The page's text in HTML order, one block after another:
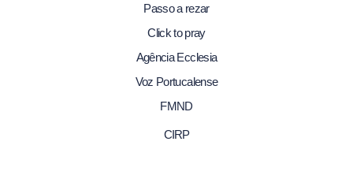
Passo a rezar
Click to pray
Agência Ecclesia
Voz Portucalense
FMND
CIRP